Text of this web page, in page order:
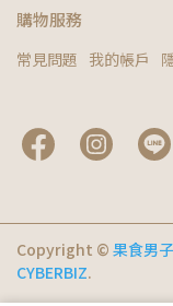
購物服務
常見問題 我的帳戶
Copyright © 果食男子
CYBERBIZ.